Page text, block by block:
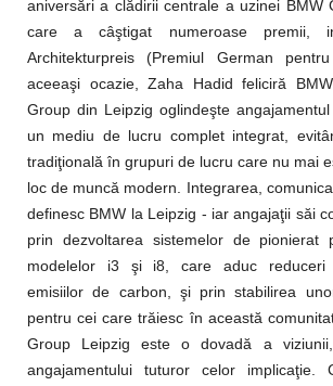
aniversări a clădirii centrale a uzinei BMW
care a câştigat numeroase premii,
Architekturpreis (Premiul German
aceeaşi ocazie, Zaha Hadid feliciră
Group din Leipzig oglindeşte
un mediu de lucru complet integrat,
tradiţională în grupuri de lucru care nu mai
loc de muncă modern. Integrarea,
definesc BMW la Leipzig - iar angajaţii săi
prin dezvoltarea sistemelor de pionierat
modelelor i3 şi i8, care aduc reduceri
emisiilor de carbon, şi prin stabilirea
pentru cei care trăiesc în această
Group Leipzig este o dovadă a
angajamentului tuturor celor implicaţie.